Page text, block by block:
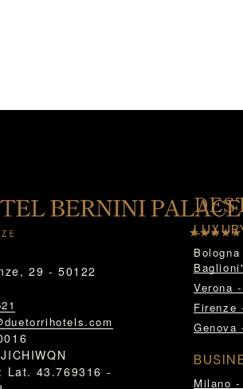
29 - 50122
Lat. 43.769316 -
Verona
Firenze
Milano